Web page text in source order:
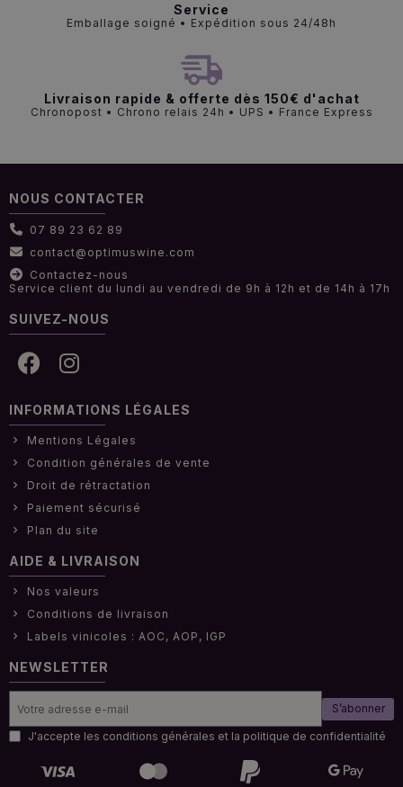
Service
Emballage soigné • Expédition sous 24/48h
Livraison rapide & offerte dès 150€ d'achat
Chronopost • Chrono relais 24h • UPS • France Express
NOUS CONTACTER
07 89 23 62 89
contact@optimuswine.com
Contactez-nous
Service client du lundi au vendredi de 9h à 12h et de 14h à 17h
SUIVEZ-NOUS
INFORMATIONS LÉGALES
Mentions Légales
Condition générales de vente
Droit de rétractation
Paiement sécurisé
Plan du site
AIDE & LIVRAISON
Nos valeurs
Conditions de livraison
Labels vinicoles : AOC, AOP, IGP
NEWSLETTER
S’abonner
J'accepte les conditions générales et la politique de confidentialité